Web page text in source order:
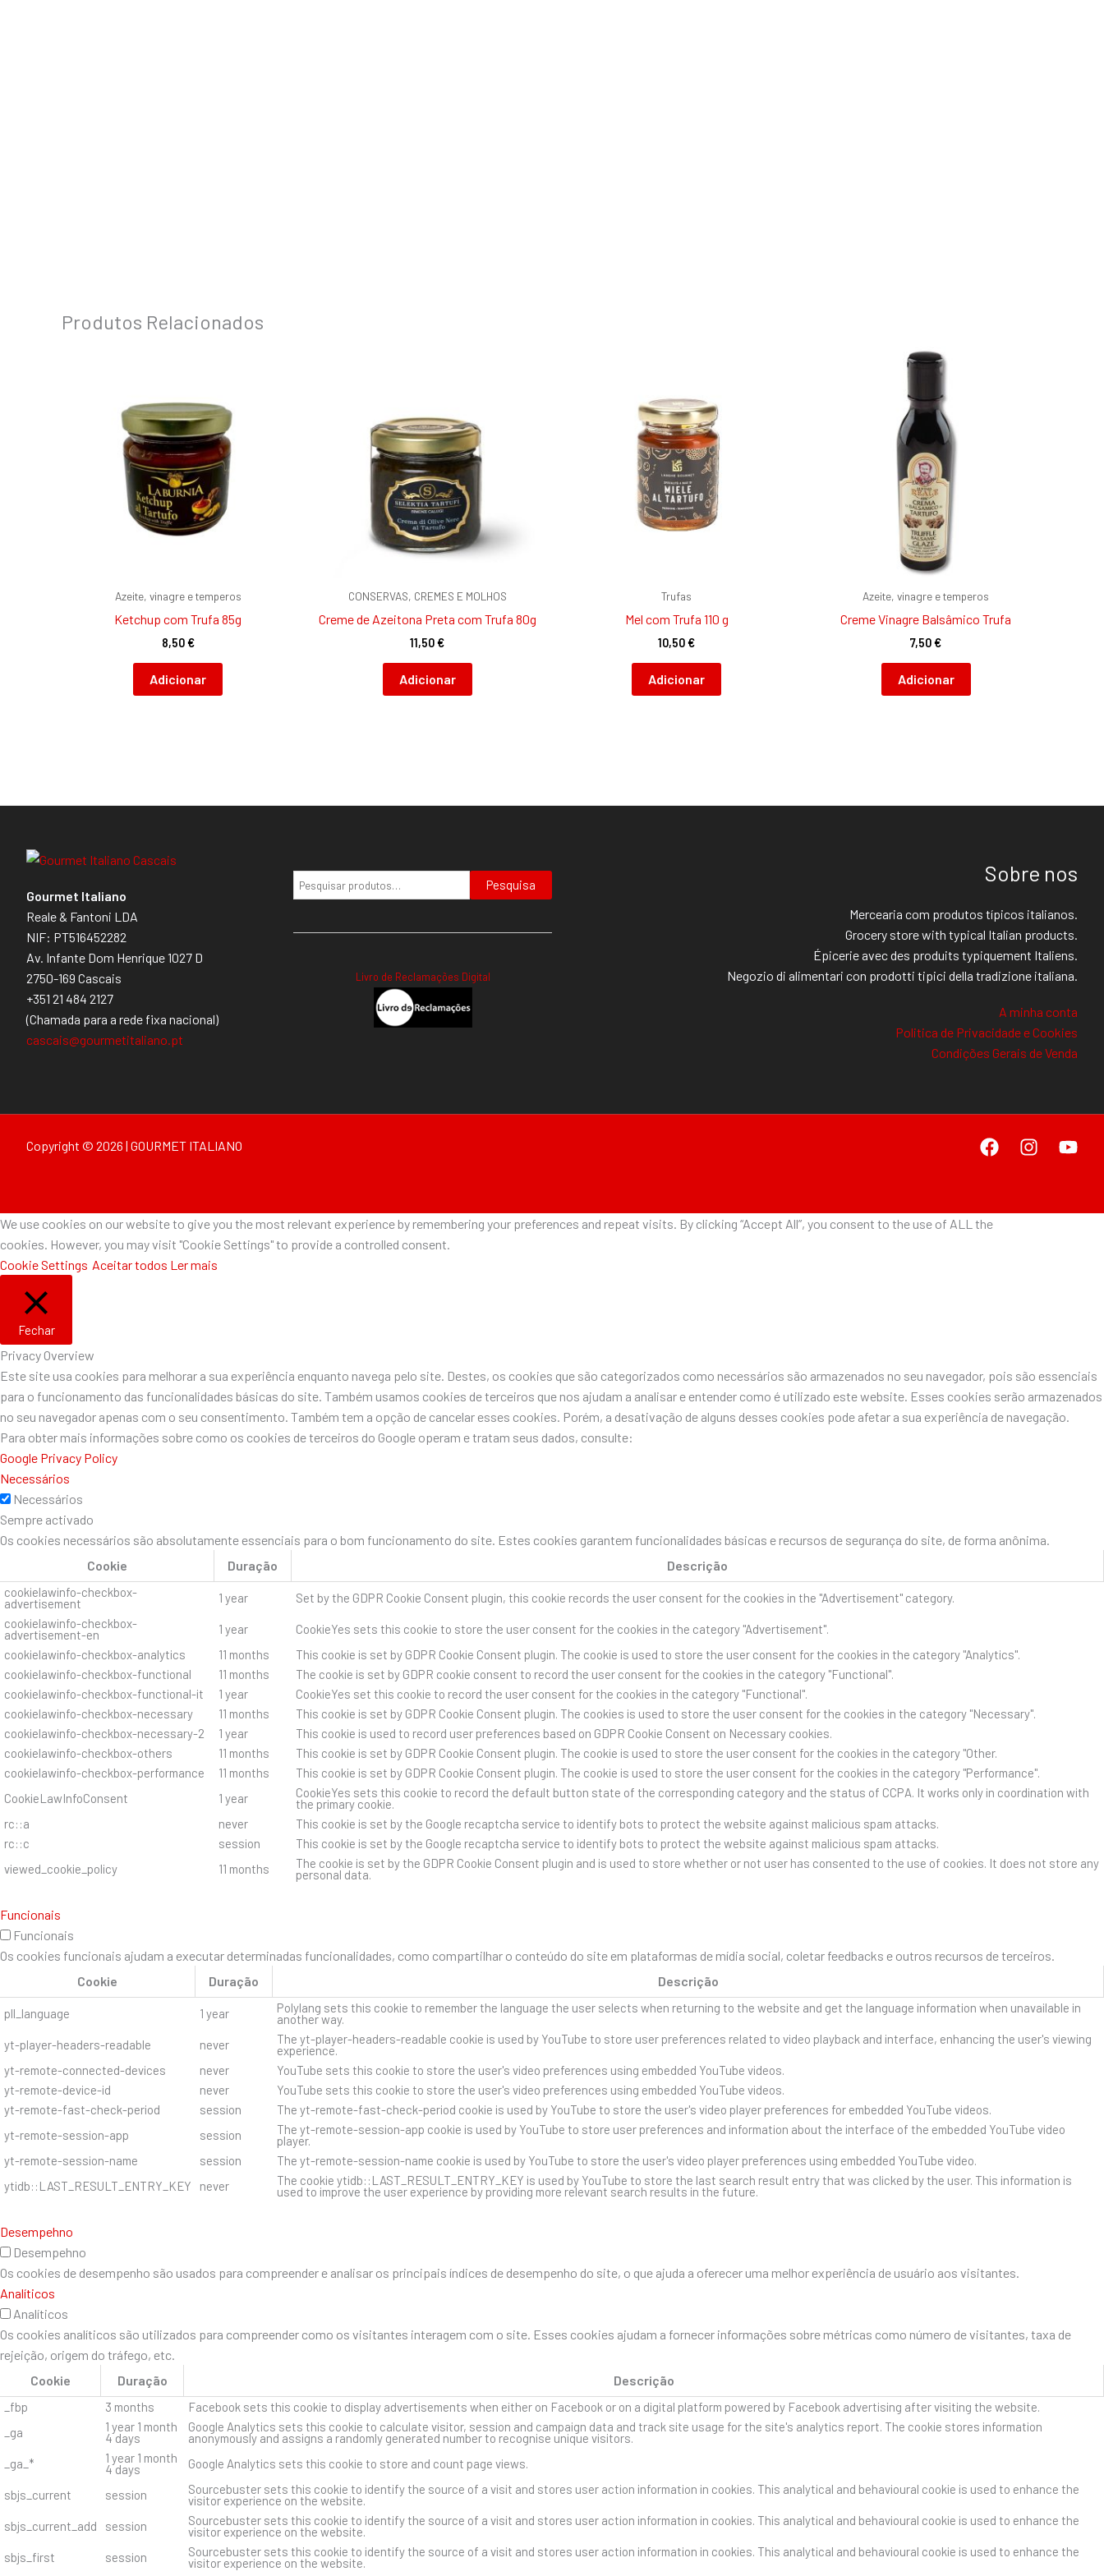
Produtos Relacionados
Azeite, vinagre e temperos
Ketchup com Trufa 85g
8,50€
Adicionar
CONSERVAS, CREMES E MOLHOS
Creme de Azeitona Preta com Trufa 80g
11,50€
Adicionar
Trufas
Mel com Trufa 110 g
10,50€
Adicionar
Azeite, vinagre e temperos
Creme Vinagre Balsâmico Trufa
7,50€
Adicionar
Gourmet Italiano
Reale & Fantoni LDA
NIF: PT516452282
Av. Infante Dom Henrique 1027 D
2750-169 Cascais
+351 21 484 2127
(Chamada para a rede fixa nacional)
cascais@gourmetitaliano.pt
Pesquisa
Livro de Reclamações Digital
Sobre nos
Mercearia com produtos típicos italianos.
Grocery store with typical Italian products.
Épicerie avec des produits typiquement Italiens.
Negozio di alimentari con prodotti tipici della tradizione italiana.
A minha conta
Politica de Privacidade e Cookies
Condições Gerais de Venda
Copyright © 2026 | GOURMET ITALIANO
We use cookies on our website to give you the most relevant experience by remembering your preferences and repeat visits. By clicking “Accept All”, you consent to the use of ALL the
cookies. However, you may visit "Cookie Settings" to provide a controlled consent.
Cookie Settings Aceitar todos Ler mais
Fechar
Privacy Overview
Este site usa cookies para melhorar a sua experiência enquanto navega pelo site. Destes, os cookies que são categorizados como necessários são armazenados no seu navegador, pois são essenciais
para o funcionamento das funcionalidades básicas do site. Também usamos cookies de terceiros que nos ajudam a analisar e entender como é utilizado este website. Esses cookies serão armazenados
no seu navegador apenas com o seu consentimento. Também tem a opção de cancelar esses cookies. Porém, a desativação de alguns desses cookies pode afetar a sua experiência de navegação.
Para obter mais informações sobre como os cookies de terceiros do Google operam e tratam seus dados, consulte:
Google Privacy Policy
Necessários
Necessários
Sempre activado
Os cookies necessários são absolutamente essenciais para o bom funcionamento do site. Estes cookies garantem funcionalidades básicas e recursos de segurança do site, de forma anônima.
Cookie
Duração Descrição
cookielawinfo-checkbox-
advertisement 1 year
Set by the GDPR Cookie Consent plugin, this cookie records the user consent for the cookies in the "Advertisement" category.
cookielawinfo-checkbox-
advertisement-en 1 year
CookieYes sets this cookie to store the user consent for the cookies in the category "Advertisement".
cookielawinfo-checkbox-analytics
11 months
This cookie is set by GDPR Cookie Consent plugin. The cookie is used to store the user consent for the cookies in the category "Analytics".
cookielawinfo-checkbox-functional
11 months
The cookie is set by GDPR cookie consent to record the user consent for the cookies in the category "Functional".
cookielawinfo-checkbox-functional-it
1 year
CookieYes set this cookie to record the user consent for the cookies in the category "Functional".
cookielawinfo-checkbox-necessary
11 months
This cookie is set by GDPR Cookie Consent plugin. The cookies is used to store the user consent for the cookies in the category "Necessary".
cookielawinfo-checkbox-necessary-2
1 year
This cookie is used to record user preferences based on GDPR Cookie Consent on Necessary cookies.
cookielawinfo-checkbox-others
11 months
This cookie is set by GDPR Cookie Consent plugin. The cookie is used to store the user consent for the cookies in the category "Other.
cookielawinfo-checkbox-performance
11 months
This cookie is set by GDPR Cookie Consent plugin. The cookie is used to store the user consent for the cookies in the category "Performance".
CookieLawInfoConsent
1 year CookieYes sets this cookie to record the default button state of the corresponding category and the status of CCPA. It works only in coordination with
the primary cookie.
rc::a
never
This cookie is set by the Google recaptcha service to identify bots to protect the website against malicious spam attacks.
rc::c
session
This cookie is set by the Google recaptcha service to identify bots to protect the website against malicious spam attacks.
viewed_cookie_policy
11 months The cookie is set by the GDPR Cookie Consent plugin and is used to store whether or not user has consented to the use of cookies. It does not store any
personal data.
Funcionais
Funcionais
Os cookies funcionais ajudam a executar determinadas funcionalidades, como compartilhar o conteúdo do site em plataformas de mídia social, coletar feedbacks e outros recursos de terceiros.
Cookie
Duração Descrição
pll_language 1 year Polylang sets this cookie to remember the language the user selects when returning to the website and get the language information when unavailable in
another way.
yt-player-headers-readable
never The yt-player-headers-readable cookie is used by YouTube to store user preferences related to video playback and interface, enhancing the user's viewing
experience.
yt-remote-connected-devices
never
YouTube sets this cookie to store the user's video preferences using embedded YouTube videos.
yt-remote-device-id
never
YouTube sets this cookie to store the user's video preferences using embedded YouTube videos.
yt-remote-fast-check-period
session
The yt-remote-fast-check-period cookie is used by YouTube to store the user's video player preferences for embedded YouTube videos.
yt-remote-session-app
session The yt-remote-session-app cookie is used by YouTube to store user preferences and information about the interface of the embedded YouTube video
player.
yt-remote-session-name
session
The yt-remote-session-name cookie is used by YouTube to store the user's video player preferences using embedded YouTube video.
ytidb::LAST_RESULT_ENTRY_KEY
never The cookie ytidb::LAST_RESULT_ENTRY_KEY is used by YouTube to store the last search result entry that was clicked by the user. This information is
used to improve the user experience by providing more relevant search results in the future.
Desempehno
Desempehno
Os cookies de desempenho são usados ​​para compreender e analisar os principais índices de desempenho do site, o que ajuda a oferecer uma melhor experiência de usuário aos visitantes.
Analíticos
Analíticos
Os cookies analíticos são utilizados para compreender como os visitantes interagem com o site. Esses cookies ajudam a fornecer informações sobre métricas como número de visitantes, taxa de
rejeição, origem do tráfego, etc.
Cookie
Duração Descrição
_fbp 3 months
Facebook sets this cookie to display advertisements when either on Facebook or on a digital platform powered by Facebook advertising after visiting the website.
_ga
1 year 1 month
4 days
Google Analytics sets this cookie to calculate visitor, session and campaign data and track site usage for the site's analytics report. The cookie stores information
anonymously and assigns a randomly generated number to recognise unique visitors.
_ga_*
1 year 1 month
4 days Google Analytics sets this cookie to store and count page views.
sbjs_current session Sourcebuster sets this cookie to identify the source of a visit and stores user action information in cookies. This analytical and behavioural cookie is used to enhance the
visitor experience on the website.
sbjs_current_add
session Sourcebuster sets this cookie to identify the source of a visit and stores user action information in cookies. This analytical and behavioural cookie is used to enhance the
visitor experience on the website.
sbjs_first
session Sourcebuster sets this cookie to identify the source of a visit and stores user action information in cookies. This analytical and behavioural cookie is used to enhance the
visitor experience on the website.